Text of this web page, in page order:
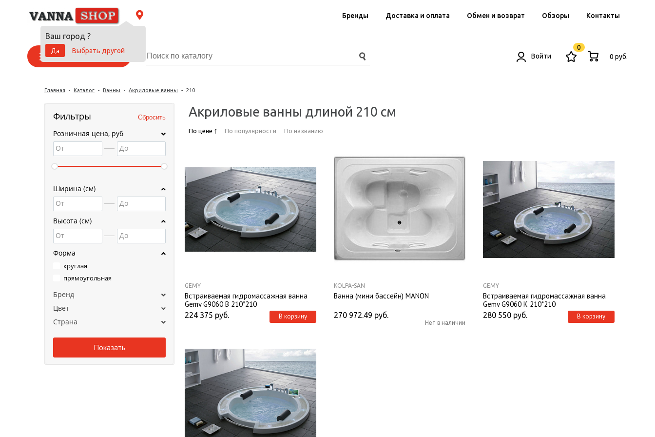
Ваш город ?
Да
Выбрать другой
Бренды Доставка и оплата Обмен и возврат Обзоры Контакты
Каталог товаров Войти
0
0 руб.
Главная - Каталог - Ванны - Акриловые ванны - 210
Фильтры
Розничная цена, руб
От
До
Ширина (см)
От
До
Высота (см)
От
До
Форма
круглая
прямоугольная
Бренд
Цвет
Страна
Акриловые ванны длиной 210 см
По цене По популярности По названию
GEMY
Встраиваемая гидромассажная ванна
Gemy G9060 B 210*210
224 375 руб. В корзину
KOLPA-SAN
Ванна (мини бассейн) MANON
270 972.49 руб.
Нет в наличии
GEMY
Встраиваемая гидромассажная ванна
Gemy G9060 K 210*210
280 550 руб. В корзину